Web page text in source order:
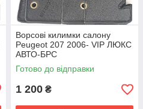
Ворсові килимки салону
Peugeot 207 2006- VIP ЛЮКС
АВТО-БРС
Готово до відправки
1 200 ₴